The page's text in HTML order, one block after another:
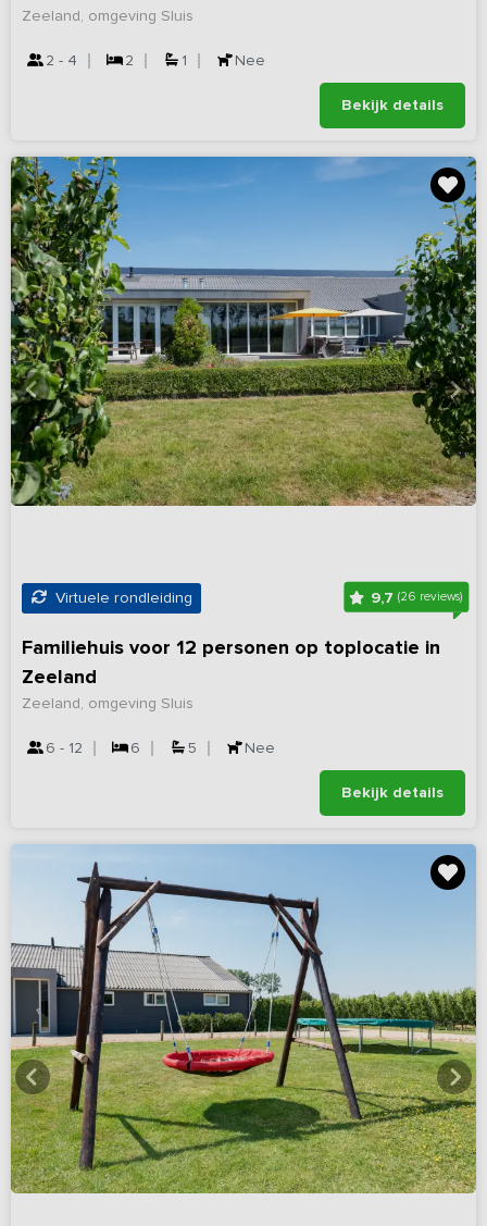
Zeeland, omgeving Sluis
2 - 4 2 1 Nee
Bekijk details
Virtuele rondleiding 9,7 (26 reviews)
Familiehuis voor 12 personen op toplocatie in
Zeeland
Zeeland, omgeving Sluis
6 - 12 6 5 Nee
Bekijk details